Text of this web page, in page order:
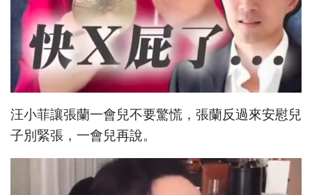
汪小菲讓張蘭一會兒不要驚慌，張蘭反過來安慰兒
子別緊張，一會兒再說。